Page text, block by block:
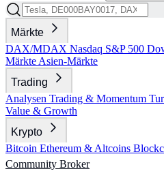
Märkte
DAX/MDAX Nasdaq S&P 500
Märkte Asien-Märkte
Trading
Analysen Trading & Momentum
Value & Growth
Krypto
Bitcoin Ethereum & Altcoins
Community Broker